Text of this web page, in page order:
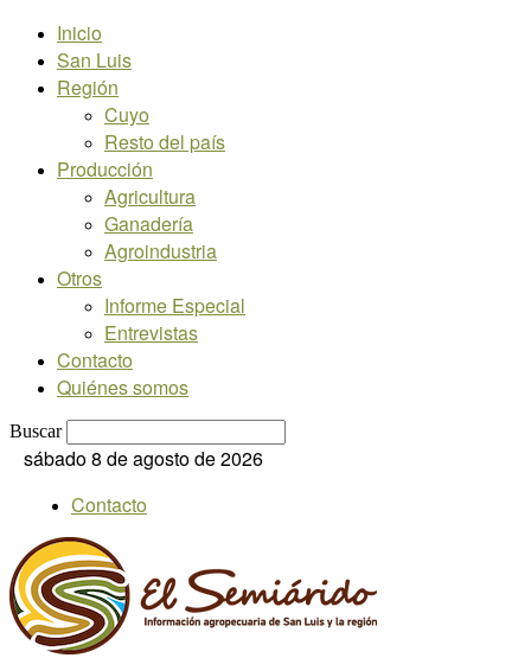
Inicio
San Luis
Región
Cuyo
Resto del país
Producción
Agricultura
Ganadería
Agroindustria
Otros
Informe Especial
Entrevistas
Contacto
Quiénes somos
Buscar
sábado 8 de agosto de 2026
Contacto